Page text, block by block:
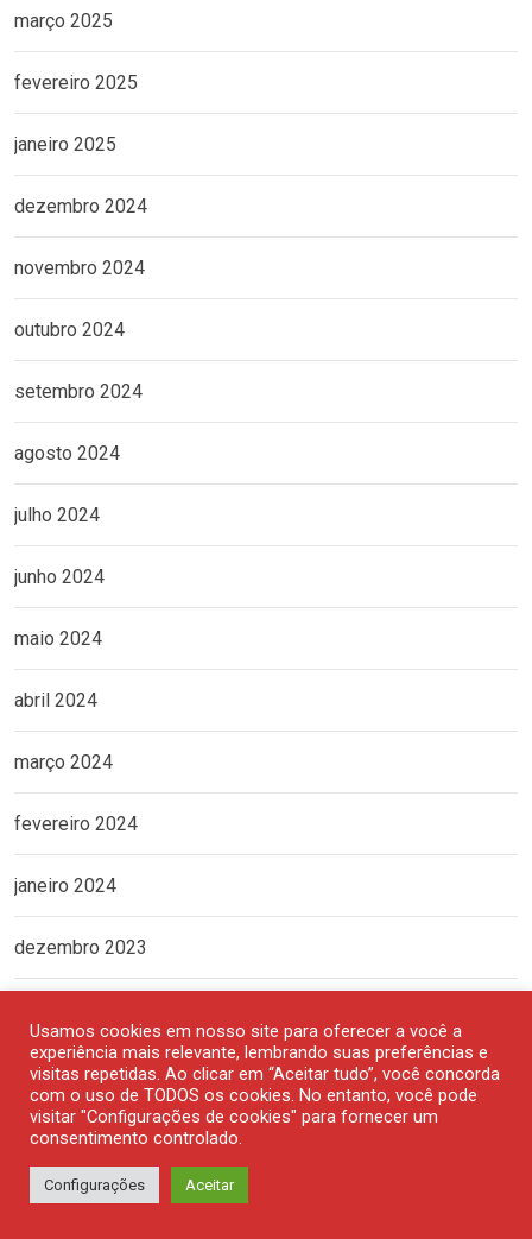
março 2025
fevereiro 2025
janeiro 2025
dezembro 2024
novembro 2024
outubro 2024
setembro 2024
agosto 2024
julho 2024
junho 2024
maio 2024
abril 2024
março 2024
fevereiro 2024
janeiro 2024
dezembro 2023
outubro 2023
setembro 2023
agosto 2023
Usamos cookies em nosso site para oferecer a você a
experiência mais relevante, lembrando suas preferências e
visitas repetidas. Ao clicar em “Aceitar tudo”, você concorda
com o uso de TODOS os cookies. No entanto, você pode
visitar "Configurações de cookies" para fornecer um
consentimento controlado.
Configurações Aceitar